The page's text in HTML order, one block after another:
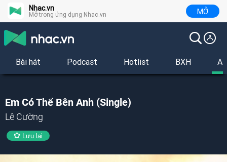
Nhac.vn
Mở trong ứng dụng Nhac.vn MỞ
Bài hát Podcast Hotlist BXH
Em Có Thể Bên Anh (Single)
Lê Cường
Lưu lại